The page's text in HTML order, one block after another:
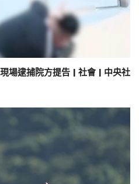
場逮捕院方提告 | 社會 | 中央社